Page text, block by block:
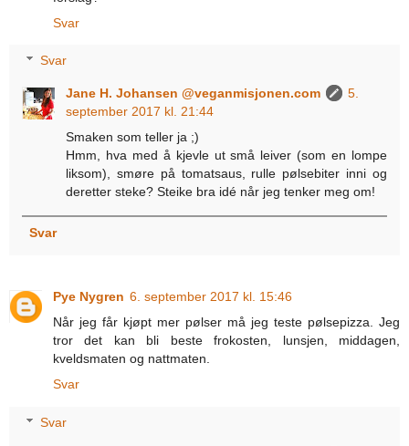
Svar
Svar
Jane H. Johansen @veganmisjonen.com
5.
september 2017 kl. 21:44
Smaken som teller ja ;)
Hmm, hva med å kjevle ut små leiver (som en lompe
liksom), smøre på tomatsaus, rulle pølsebiter inni og
deretter steke? Steike bra idé når jeg tenker meg om!
Svar
Pye Nygren 6. september 2017 kl. 15:46
Når jeg får kjøpt mer pølser må jeg teste pølsepizza. Jeg
tror det kan bli beste frokosten, lunsjen, middagen,
kveldsmaten og nattmaten.
Svar
Svar